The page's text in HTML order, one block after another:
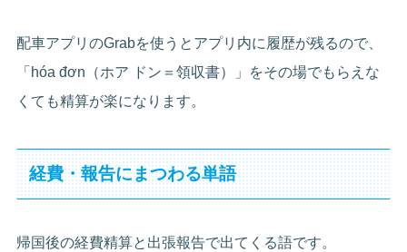
配車アプリのGrabを使うとアプリ内に履歴が残るので、
「hóa đơn（ホア ドン＝領収書）」をその場でもらえな
くても精算が楽になります。
経費・報告にまつわる単語
帰国後の経費精算と出張報告で出てくる語です。